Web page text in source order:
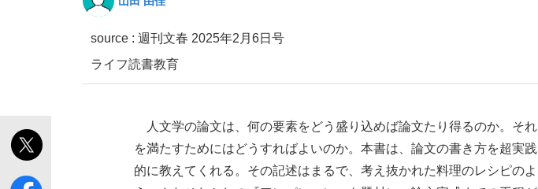
「敗因分析は一切聞かれなかった」侍ジャパン選手が証言した“NPB聞...
キングの誕生を、目撃せよ。
source : 週刊文春 2025年2月6日号
ライフ読書教育
人文学の論文は、何の要素をどう盛り込めば論文たり得るのか。それ
を満たすためにはどうすればよいのか。本書は、論文の書き方を超実践
的に教えてくれる。その記述はまるで、考え抜かれた料理のレシピのよ